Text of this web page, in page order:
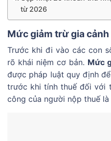
từ 2026
Mức giảm trừ gia cảnh
Trước khi đi vào các con
rõ khái niệm cơ bản. Mức
được pháp luật quy định
trước khi tính thuế đối với
công của người nộp thuế